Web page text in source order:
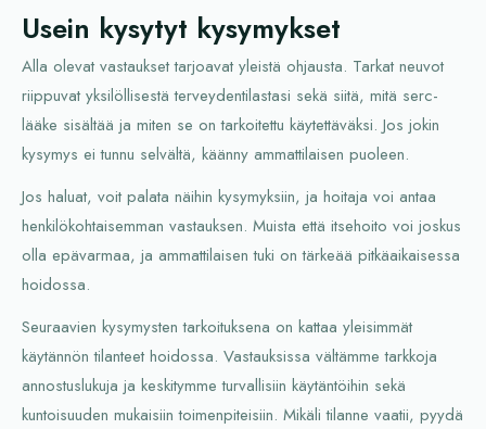
Usein kysytyt kysymykset
Alla olevat vastaukset tarjoavat yleistä ohjausta. Tarkat neuvot
riippuvat yksilöllisestä terveydentilastasi sekä siitä, mitä serc-
lääke sisältää ja miten se on tarkoitettu käytettäväksi. Jos jokin
kysymys ei tunnu selvältä, käänny ammattilaisen puoleen.
Jos haluat, voit palata näihin kysymyksiin, ja hoitaja voi antaa
henkilökohtaisemman vastauksen. Muista että itsehoito voi joskus
olla epävarmaa, ja ammattilaisen tuki on tärkeää pitkäaikaisessa
hoidossa.
Seuraavien kysymysten tarkoituksena on kattaa yleisimmät
käytännön tilanteet hoidossa. Vastauksissa vältämme tarkkoja
annostuslukuja ja keskitymme turvallisiin käytäntöihin sekä
kuntoisuuden mukaisiin toimenpiteisiin. Mikäli tilanne vaatii, pyydä